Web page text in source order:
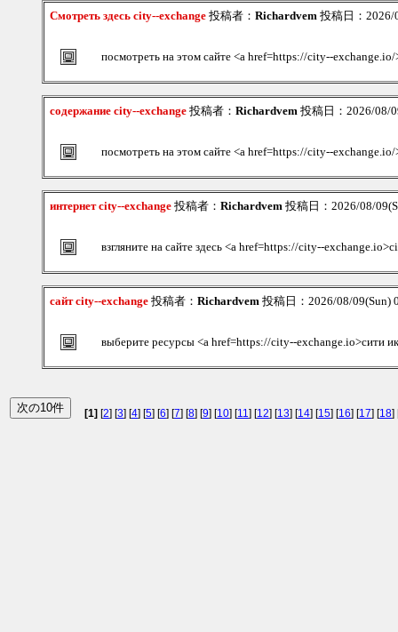
Смотреть здесь city--exchange 投稿者： Richardvem 投稿日：
посмотреть на этом сайте <a href=https://city--
содержание city--exchange 投稿者： Richardvem 投稿日：2026/08/
посмотреть на этом сайте <a href=https://city--
интернет city--exchange 投稿者： Richardvem 投稿日：2026/08/
взгляните на сайте здесь <a href=https://city--
сайт city--exchange 投稿者： Richardvem 投稿日：2026/08/09(Sun)
выберите ресурсы <a href=https://city--exchange.io>сити
[1] [2] [3] [4] [5] [6] [7] [8] [9] [10] [11] [12] [13] [14] [15] [16] [17] [18]